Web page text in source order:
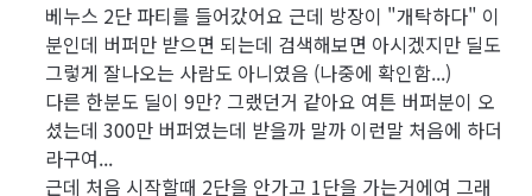
베누스 2단 파티를 들어갔어요 근데 방장이 "개탁하다" 이
분인데 버퍼만 받으면 되는데 검색해보면 아시겠지만 딜도
그렇게 잘나오는 사람도 아니였음 (나중에 확인함...)
다른 한분도 딜이 9만? 그랬던거 같아요 여튼 버퍼분이 오
셨는데 300만 버퍼였는데 받을까 말까 이런말 처음에 하더
라구여...
근데 처음 시작할때 2단을 안가고 1단을 가는거에여 그래